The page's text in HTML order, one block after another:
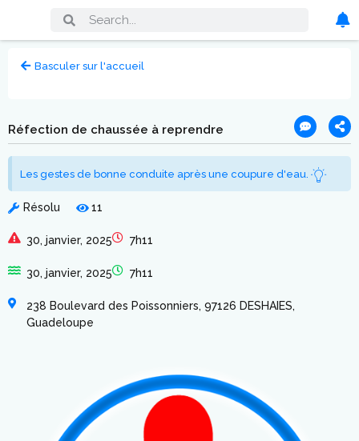
Basculer sur l'accueil
Réfection de chaussée à reprendre
Les gestes de bonne conduite après une coupure d'eau.
Résolu 11
30, janvier, 2025 7h11
30, janvier, 2025 7h11
238 Boulevard des Poissonniers, 97126 DESHAIES,
Guadeloupe